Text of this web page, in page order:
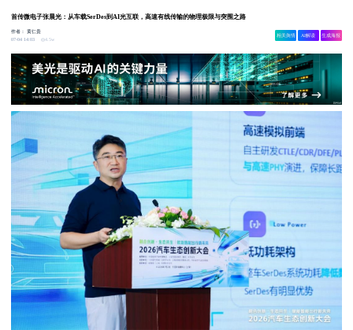
首传微电子张晨光：从车载SerDes到AI光互联，高速有线传输的物理极限与突围之路
作者：黄仁贵
07-04 14:03
4.5w
相关舆情 AI解读 生成海报